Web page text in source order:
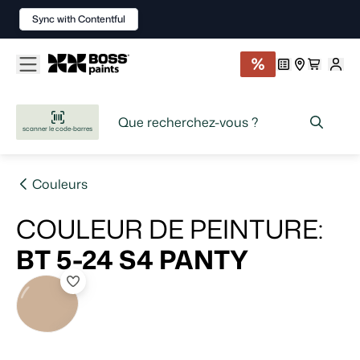
scanner le code-barres
Couleurs
COULEUR DE PEINTURE:
BT 5-24 S4 PANTY
Sync with Contentful